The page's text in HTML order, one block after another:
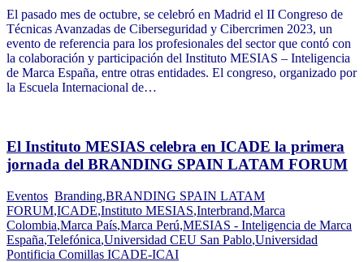
El pasado mes de octubre, se celebró en Madrid el II Congreso de
Técnicas Avanzadas de Ciberseguridad y Cibercrimen 2023, un
evento de referencia para los profesionales del sector que contó con
la colaboración y participación del Instituto MESIAS – Inteligencia
de Marca España, entre otras entidades. El congreso, organizado por
la Escuela Internacional de…
El Instituto MESIAS celebra en ICADE la primera
jornada del BRANDING SPAIN LATAM FORUM
Eventos Branding,BRANDING SPAIN LATAM
FORUM,ICADE,Instituto MESIAS,Interbrand,Marca
Colombia,Marca País,Marca Perú,MESIAS - Inteligencia de Marca
España,Telefónica,Universidad CEU San Pablo,Universidad
Pontificia Comillas ICADE-ICAI